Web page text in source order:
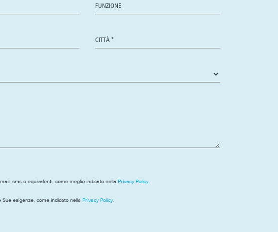
sms o equivalenti, come meglio indicato nella Privacy Policy.
esigenze, come indicato nella Privacy Policy.